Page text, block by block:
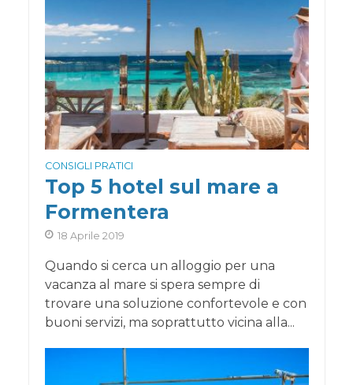
CONSIGLI PRATICI
Top 5 hotel sul mare a
Formentera
18 Aprile 2019
Quando si cerca un alloggio per una
vacanza al mare si spera sempre di
trovare una soluzione confortevole e con
buoni servizi, ma soprattutto vicina alla...